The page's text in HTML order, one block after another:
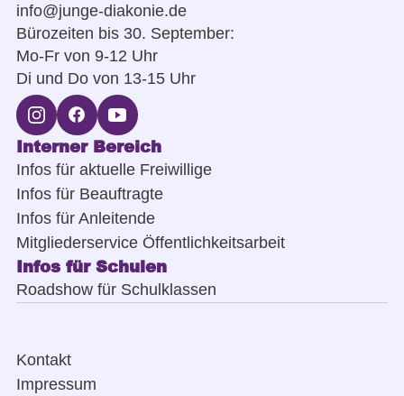
info@junge-diakonie.de
Bürozeiten bis 30. September:
Mo-Fr von 9-12 Uhr
Di und Do von 13-15 Uhr
Interner Bereich
Infos für aktuelle Freiwillige
Infos für Beauftragte
Infos für Anleitende
Mitgliederservice Öffentlichkeitsarbeit
Infos für Schulen
Roadshow für Schulklassen
Kontakt
Impressum